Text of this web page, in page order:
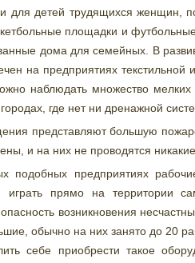
для детей трудящихся женщин,
площадки и
дома для семейных. В
на предприятиях
наблюдать множество
где нет ни дренажной
представляют большую
и на них не проводятся
подобных предприятиях
играть прямо на территории
возникновения
обычно на них занято до 20
себе приобрести такое